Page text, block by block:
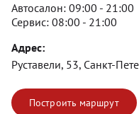
Автосалон: 09:00 - 21:00
Сервис: 08:00 - 21:00
Адрес:
Руставели, 53, Санкт-
Построить маршрут